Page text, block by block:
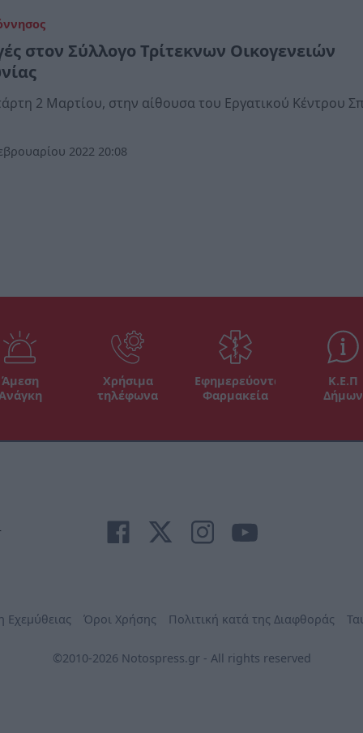
στον Σύλλογο Τρίτεκνων Οικογενειών
2 Μαρτίου, στην αίθουσα του Εργατικού Κέντρου
2022 20:08
Άμεση
Χρήσιμα
τηλέφωνα
Εφημερεύοντα
Φαρμακεία
Κ.Ε.Π
Δήμων
Εχεμύθειας Όροι Χρήσης Πολιτική κατά της Διαφθοράς
©2010-2026 Notospress.gr - All rights reserved